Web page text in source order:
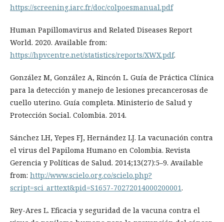
https://screening.iarc.fr/doc/colpoesmanual.pdf
Human Papillomavirus and Related Diseases Report
World. 2020. Available from:
https://hpvcentre.net/statistics/reports/XWX.pdf.
González M, González A, Rincón L. Guía de Práctica Clínica
para la detección y manejo de lesiones precancerosas de
cuello uterino. Guía completa. Ministerio de Salud y
Protección Social. Colombia. 2014.
Sánchez LH, Yepes FJ, Hernández LJ. La vacunación contra
el virus del Papiloma Humano en Colombia. Revista
Gerencia y Políticas de Salud. 2014;13(27):5–9. Available
from: http://www.scielo.org.co/scielo.php?
script=sci_arttext&pid=S1657-70272014000200001.
Rey-Ares L. Eficacia y seguridad de la vacuna contra el